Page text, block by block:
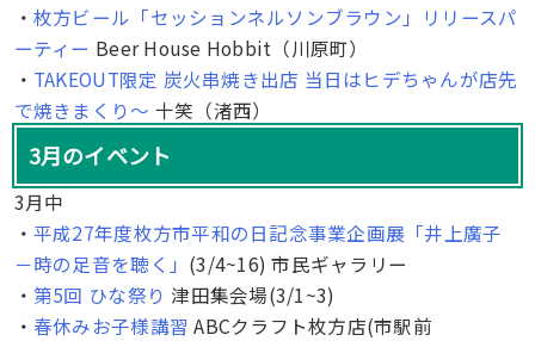
・ 枚方ビール「セッションネルソンブラウン」リリースパ
ーティー Beer House Hobbit（川原町）
・ TAKEOUT限定 炭火串焼き出店 当日はヒデちゃんが店先
で焼きまくり〜 十笑（渚西）
3月のイベント
3月中
・ 平成27年度枚方市平和の日記念事業企画展「井上廣子
－時の足音を聴く」 (3/4~16) 市民ギャラリー
・ 第5回 ひな祭り 津田集会場(3/1~3)
・ 春休みお子様講習 ABCクラフト枚方店(市駅前